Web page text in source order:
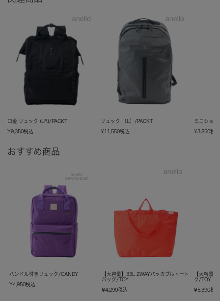
口金 リュック (LR)/PACKT
¥9,350税込
リュック （L）/PACKT
¥11,550税込
ミニショル
¥3,850税込
おすすめ商品
ハンドル付きリュック/CANDY
¥4,950税込
【大容量】33L 2WAYパッカブルトート
バッグ/TOY
¥4,290税込
【大容量
ク/TOY
¥5,390税込